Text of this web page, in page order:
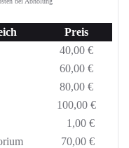
Preis
40,00 €
60,00 €
80,00 €
100,00 €
1,00 €
70,00 €